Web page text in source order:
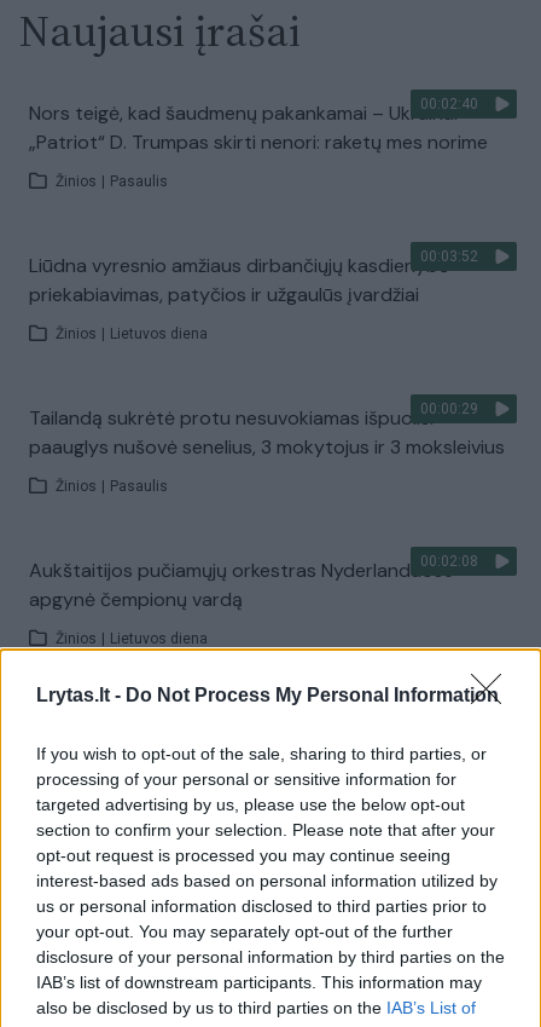
Lrytas.lt - Do Not Process My Personal Information
If you wish to opt-out of the sale, sharing to third parties, or
processing of your personal or sensitive information for
targeted advertising by us, please use the below opt-out
section to confirm your selection. Please note that after your
opt-out request is processed you may continue seeing
interest-based ads based on personal information utilized by
us or personal information disclosed to third parties prior to
your opt-out. You may separately opt-out of the further
disclosure of your personal information by third parties on the
IAB’s list of downstream participants. This information may
also be disclosed by us to third parties on the IAB’s List of
Naujausi įrašai
00:02:40
Nors teigė, kad šaudmenų pakankamai – Ukrainai
„Patriot“ D. Trumpas skirti nenori: raketų mes norime
Žinios Pasaulis
00:03:52
Liūdna vyresnio amžiaus dirbančiųjų kasdienybė –
priekabiavimas, patyčios ir užgaulūs įvardžiai
Žinios Lietuvos diena
00:00:29
Tailandą sukrėtė protu nesuvokiamas išpuolis:
paauglys nušovė senelius, 3 mokytojus ir 3 moksleivius
Žinios Pasaulis
00:02:08
Aukštaitijos pučiamųjų orkestras Nyderlanduose
apgynė čempionų vardą
Žinios Lietuvos diena
Žiūrimiausi įrašai
00:00:30
Vaizdai iš tragiškos avarijos Vilniaus r.: dviejų moterų ir
vaiko gyvybių išgelbėti nepavyko
Žinios Lietuvos diena